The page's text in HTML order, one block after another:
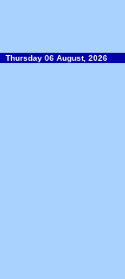
Thursday 06 August, 2026